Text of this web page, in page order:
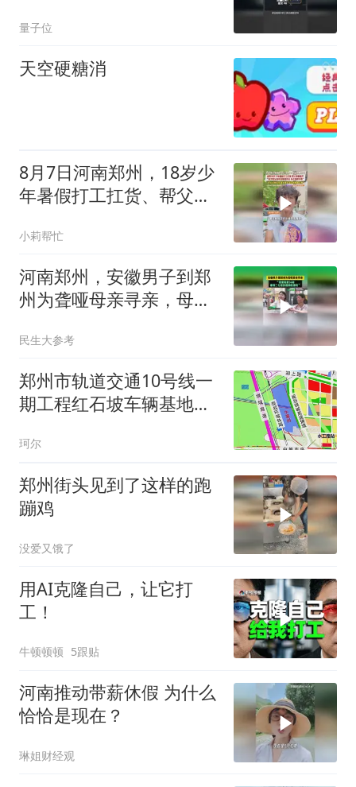
量子位
天空硬糖消
8月7日河南郑州，18岁少
年暑假打工扛货、帮父母
钱不易
小莉帮忙
河南郑州，安徽男子到郑
州为聋哑母亲寻亲，母亲
视频很激动
民生大参考
郑州市轨道交通10号线一
期工程红石坡车辆基地架
示
珂尔
郑州街头见到了这样的跑
蹦鸡
没爱又饿了
用AI克隆自己，让它打
工！
牛顿顿顿 5跟贴
河南推动带薪休假 为什么
恰恰是现在？
琳姐财经观